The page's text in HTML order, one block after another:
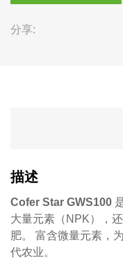
分享:
描述
Cofer Star GWS100
大量元素（NPK），
肥。 富含微量元素，
代农业。